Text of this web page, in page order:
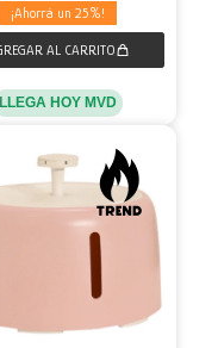
25
LLEGA HOY MVD